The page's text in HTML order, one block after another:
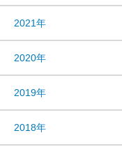
2021年
2020年
2019年
2018年